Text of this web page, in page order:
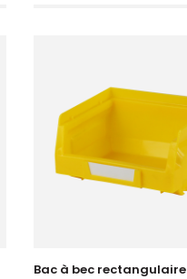
Bac à bec rectangulaire